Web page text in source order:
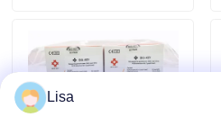
Ειδήσεις
Περιπτώσεις
Lisa